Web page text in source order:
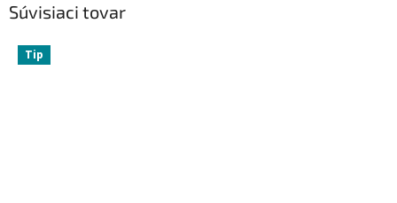
Súvisiaci tovar
Tip